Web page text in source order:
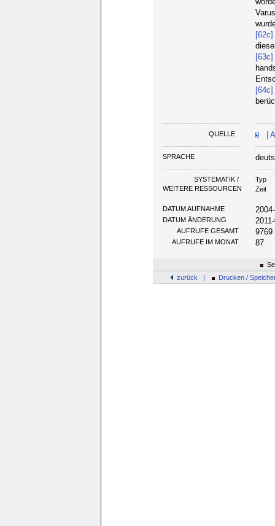
[62c]
[63c]
[64c]
QUELLE |
SPRACHE
SYSTEMATIK /
WEITERE RESSOURCEN
Typ
Zeit
DATUM AUFNAHME
DATUM ÄNDERUNG
AUFRUFE GESAMT 9769
AUFRUFE IM MONAT 87
zurück |
Drucken /